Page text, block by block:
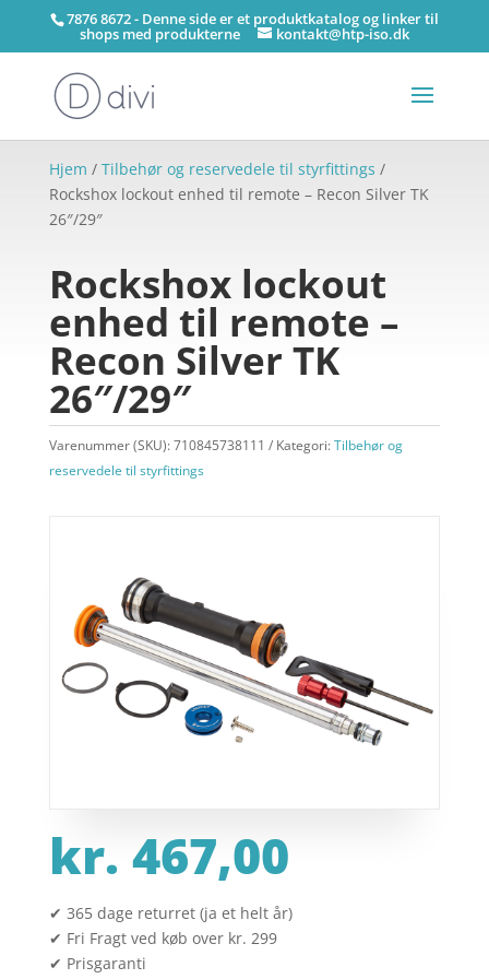
7876 8672 - Denne side er et produktkatalog og linker til
shops med produkterne kontakt@htp-iso.dk
Hjem / Tilbehør og reservedele til styrfittings /
Rockshox lockout enhed til remote – Recon Silver TK
26″/29″
Rockshox lockout
enhed til remote –
Recon Silver TK
26″/29″
Varenummer (SKU):710845738111 Kategori:Tilbehør og
reservedele til styrfittings
kr. 467,00
✔ 365 dage returret (ja et helt år)
✔ Fri Fragt ved køb over kr. 299
✔ Prisgaranti